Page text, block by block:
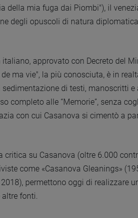
della mia fuga dai Piombi"), il
degli opuscoli di natura
approvato con Decreto del
ma vie", la più conosciuta, è in
di testi, manoscritti e
completo alle “Memorie”, senza
con cui Casanova si cimentò a
critica su Casanova (oltre 6.000
come «Casanova Gleanings»
permettono oggi di realizzare
altre fonti.